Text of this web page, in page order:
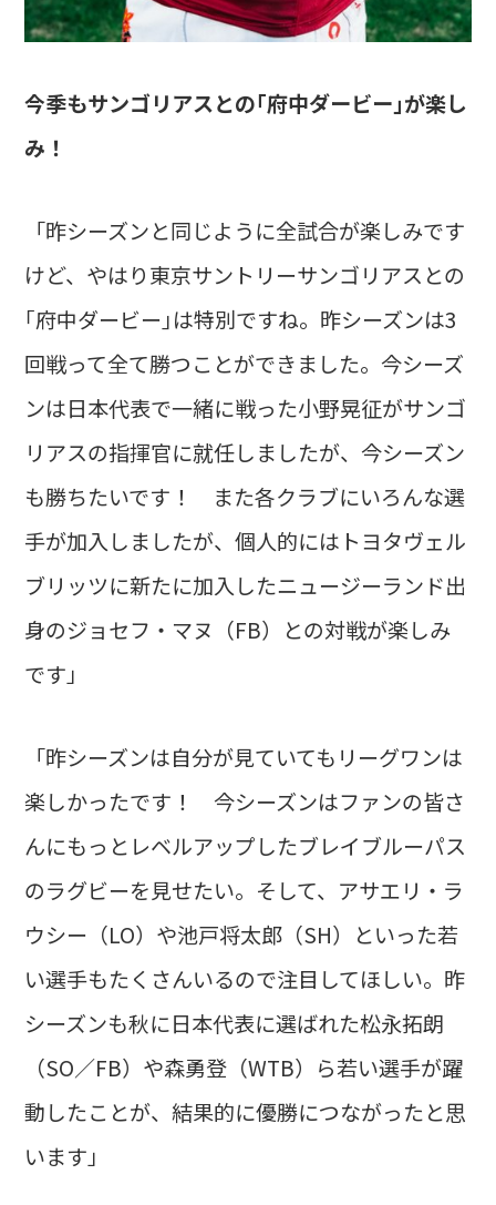
今季もサンゴリアスとの｢府中ダービー｣が楽し
み！
「昨シーズンと同じように全試合が楽しみです
けど、やはり東京サントリーサンゴリアスとの
｢府中ダービー｣は特別ですね。昨シーズンは3
回戦って全て勝つことができました。今シーズ
ンは日本代表で一緒に戦った小野晃征がサンゴ
リアスの指揮官に就任しましたが、今シーズン
も勝ちたいです！ また各クラブにいろんな選
手が加入しましたが、個人的にはトヨタヴェル
ブリッツに新たに加入したニュージーランド出
身のジョセフ・マヌ（FB）との対戦が楽しみ
です」
「昨シーズンは自分が見ていてもリーグワンは
楽しかったです！ 今シーズンはファンの皆さ
んにもっとレベルアップしたブレイブルーパス
のラグビーを見せたい。そして、アサエリ・ラ
ウシー（LO）や池戸将太郎（SH）といった若
い選手もたくさんいるので注目してほしい。昨
シーズンも秋に日本代表に選ばれた松永拓朗
（SO／FB）や森勇登（WTB）ら若い選手が躍
動したことが、結果的に優勝につながったと思
います」